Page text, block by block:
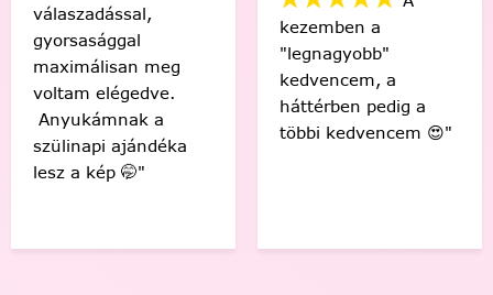
"Sziasztok! Elkészült
az első! Csodás
érzés, hogy én
készítettem ezt a
gyönyörű képet! 🤩
Köszönöm! "
"Engem egy nagyon
nehéz időszakon
segített át a
festés,megunhatatlan
és szuper a
végeredmény!"